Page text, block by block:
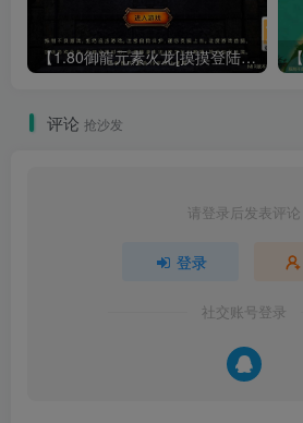
【1.80御龍元素火龙[摸摸登陆器]】战神引擎WIN服务端+GM工具+充值后台+双端+架设教程
评论 抢沙发
请登录后发表评论
登录
社交账号登录